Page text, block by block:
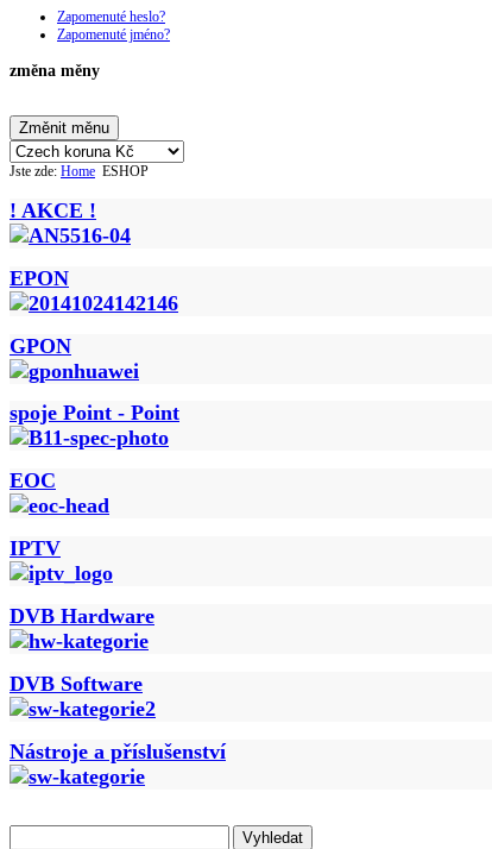
Zapomenuté heslo?
Zapomenuté jméno?
změna měny
Jste zde: Home ESHOP
! AKCE !
EPON
GPON
spoje Point - Point
EOC
IPTV
DVB Hardware
DVB Software
Nástroje a příslušenství